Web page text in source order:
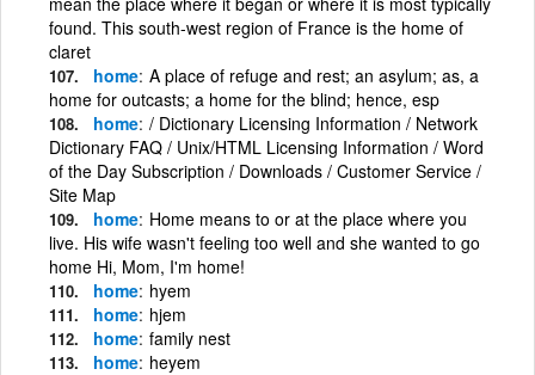
found. This south-west region of France is the home of
claret
home A place of refuge and rest; an asylum; as, a
home for outcasts; a home for the blind; hence, esp
home / Dictionary Licensing Information / Network
Dictionary FAQ / Unix/HTML Licensing Information / Word
of the Day Subscription / Downloads / Customer Service /
Site Map
home Home means to or at the place where you
live. His wife wasn't feeling too well and she wanted to go
home Hi, Mom, I'm home!
home hyem
home hjem
home family nest
home heyem